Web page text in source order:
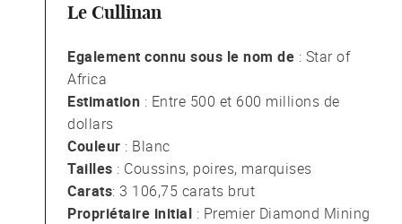
Le Cullinan
Egalement connu sous le nom de : Star of
Africa
Estimation : Entre 500 et 600 millions de
dollars
Couleur : Blanc
Tailles : Coussins, poires, marquises
Carats: 3 106,75 carats brut
Propriétaire initial : Premier Diamond Mining